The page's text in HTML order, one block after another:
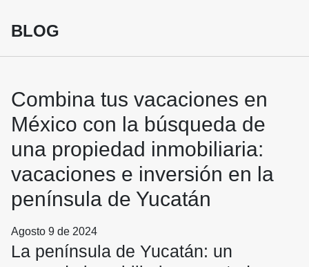
BLOG
Combina tus vacaciones en
México con la búsqueda de
una propiedad inmobiliaria:
vacaciones e inversión en la
península de Yucatán
Agosto 9 de 2024
La península de Yucatán: un